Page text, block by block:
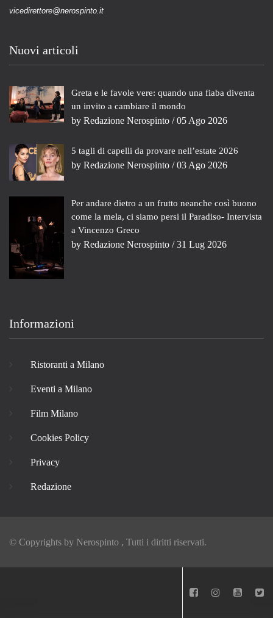
vicedirettore@nerospinto.it
Nuovi articoli
Greta e le favole vere: quando una fiaba diventa
un invito a cambiare il mondo
by Redazione Nerospinto / 05 Ago 2026
5 tagli di capelli da provare nell’estate 2026
by Redazione Nerospinto / 03 Ago 2026
Per andare dietro a un frutto neanche così buono
come la mela, ci siamo persi il Paradiso- Intervista
a Vincenzo Greco
by Redazione Nerospinto / 31 Lug 2026
Informazioni
Ristoranti a Milano
Eventi a Milano
Film Milano
Cookies Policy
Privacy
Redazione
© Copyrights by Nerospinto , Tutti i diritti riservati.